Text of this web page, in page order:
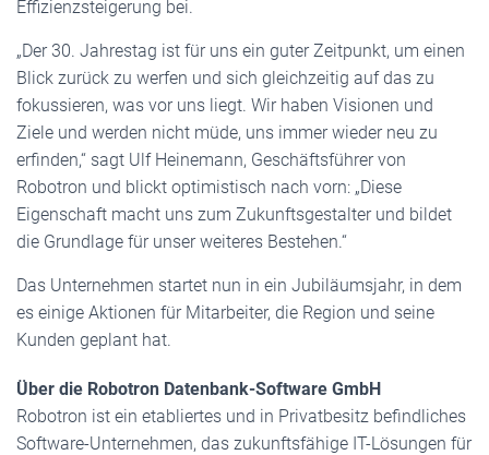
Effizienzsteigerung bei.
„Der 30. Jahrestag ist für uns ein guter Zeitpunkt, um einen
Blick zurück zu werfen und sich gleichzeitig auf das zu
fokussieren, was vor uns liegt. Wir haben Visionen und
Ziele und werden nicht müde, uns immer wieder neu zu
erfinden,“ sagt Ulf Heinemann, Geschäftsführer von
Robotron und blickt optimistisch nach vorn: „Diese
Eigenschaft macht uns zum Zukunftsgestalter und bildet
die Grundlage für unser weiteres Bestehen.“
Das Unternehmen startet nun in ein Jubiläumsjahr, in dem
es einige Aktionen für Mitarbeiter, die Region und seine
Kunden geplant hat.
Über die Robotron Datenbank-Software GmbH
Robotron ist ein etabliertes und in Privatbesitz befindliches
Software-Unternehmen, das zukunftsfähige IT-Lösungen für